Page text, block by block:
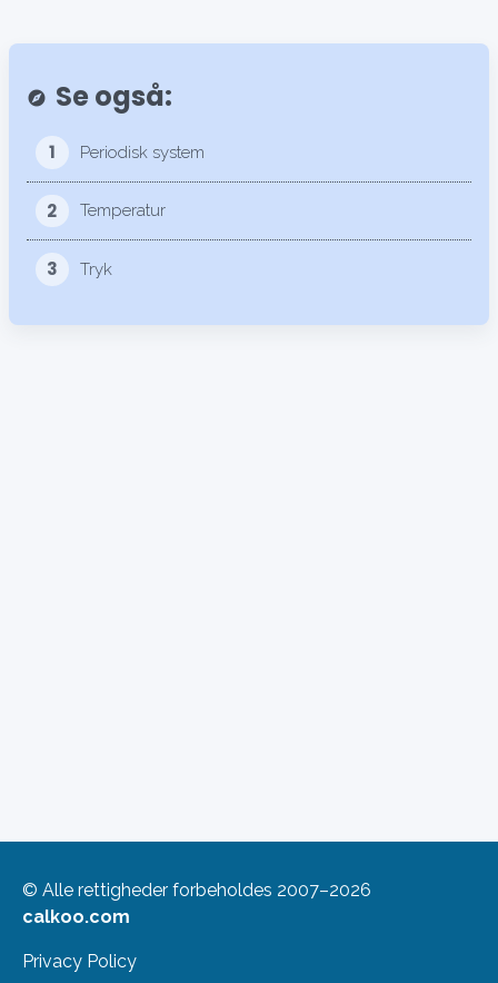
explore Se også:
1 Periodisk system
2 Temperatur
3 Tryk
© Alle rettigheder forbeholdes 2007–2026
calkoo.com
Privacy Policy